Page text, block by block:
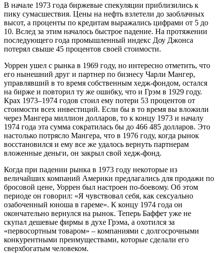
В начале 1973 года биржевые спекуляции приблизились к
пику сумасшествия. Цены на нефть взлетели до заоблачных
высот, а проценты по кредитам выражались цифрами от 5 до
10. Вслед за этим началось быстрое падение. На протяжении
последующего года промышленный индекс Доу Джонса
потерял свыше 45 процентов своей стоимости.
Уоррен ушел с рынка в 1969 году, но интересно отметить, что
его нынешний друг и партнер по бизнесу Чарли Мангер,
управлявший в то время собственным хедж-фондом, остался
на бирже и повторил ту же ошибку, что и Грэм в 1929 году.
Крах 1973–1974 годов стоил ему потери 53 процентов от
стоимости всех инвестиций. Если бы в то время вы вложили
через Мангера миллион долларов, то к концу 1973 и началу
1974 года эта сумма сократилась бы до 466 485 долларов. Это
настолько потрясло Мангера, что в 1976 году, когда рынок
восстановился и ему все же удалось вернуть партнерам
вложенные деньги, он закрыл свой хедж-фонд.
Когда при падении рынка в 1973 году некоторые из
величайших компаний Америки предлагались для продажи по
бросовой цене, Уоррен был настроен по-боевому. Об этом
периоде он говорил: «Я чувствовал себя, как сексуально
озабоченный юноша в гареме». К концу 1974 года он
окончательно вернулся на рынок. Теперь Баффет уже не
скупал дешевые фирмы в духе Грэма, а охотился за
«первосортным товаром» – компаниями с долгосрочными
конкурентными преимуществами, которые сделали его
сверхбогатым человеком.